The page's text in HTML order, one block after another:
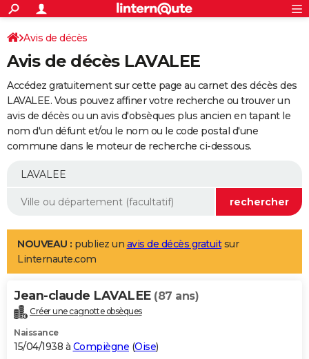
ACTUALITÉS
Politique
Société
Faits Divers
Education
Monde
Villes
+
SPORT
Coupe du monde 2026
Football
Tennis
Cyclisme
Rugby
Forum
Programme TV
TNTStreaming
Cinéma
Sorties cinéma
Musique
+
FINANCE
Retraite
Epargne
Immobilier
Risques naturels par ville
Banque
Assurance
AUTO
Essais
Réserver un essai
Citadines
Berlines
SUV
Forum auto
+
Mobiles
Meilleur smartphone
Internet
Ordinateurs
Jeux vidéo
Guide high-tech
Aménagement intérieur
LIFESTYLE
Art de vivre
Bien-être
Loisirs
Mode
Modes de vie
Alimentation
Guide de la santé
Maladies
Médicaments
Sommeil
VOYAGE
Destinations
City break
Voyage nature
Voyage de noces
Forum
Climat
+PHOTO
GUIDES D'ACHAT
Avis de décès
Avis de décès LAVALEE
Accédez gratuitement sur cette page au carnet des décès des
LAVALEE. Vous pouvez affiner votre recherche ou trouver un
avis de décès ou un avis d'obsèques plus ancien en tapant le
nom d'un défunt et/ou le nom ou le code postal d'une
commune dans le moteur de recherche ci-dessous.
NOUVEAU : publiez un avis de décès gratuitsur
Linternaute.com
Jean-claude LAVALEE (87 ans)
Créer une cagnotte obsèques
Naissance
15/04/1938 à Compiègne (Oise)